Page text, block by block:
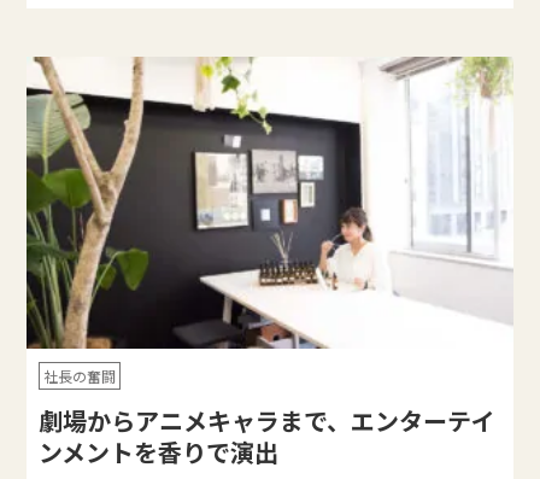
社長の奮闘
劇場からアニメキャラまで、エンターテイ
ンメントを香りで演出